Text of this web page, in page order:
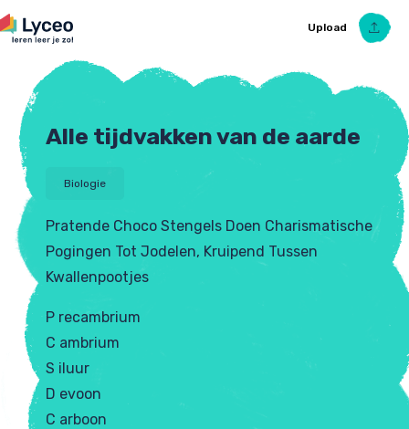
Upload
Upload Ezelsbruggetje
Alle tijdvakken van de aarde
Biologie
Pratende Choco Stengels Doen Charismatische
Pogingen Tot Jodelen, Kruipend Tussen
Kwallenpootjes
P recambrium
C ambrium
S iluur
D evoon
C arboon